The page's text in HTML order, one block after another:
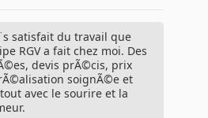
satisfait du travail que
RGV a fait chez moi. Des
devis prÃ©cis, prix
soignÃ©e et
avec le sourire et la